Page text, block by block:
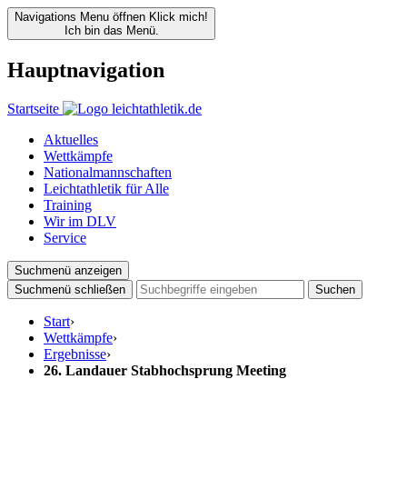
Navigations Menu öffnen Klick mich!
Ich bin das Menü.
Hauptnavigation
Startseite
Aktuelles
Wettkämpfe
Nationalmannschaften
Leichtathletik für Alle
Training
Wir im DLV
Service
Suchmenü anzeigen
Suchmenü schließen
Suchen
Start›
Wettkämpfe›
Ergebnisse›
26. Landauer Stabhochsprung Meeting